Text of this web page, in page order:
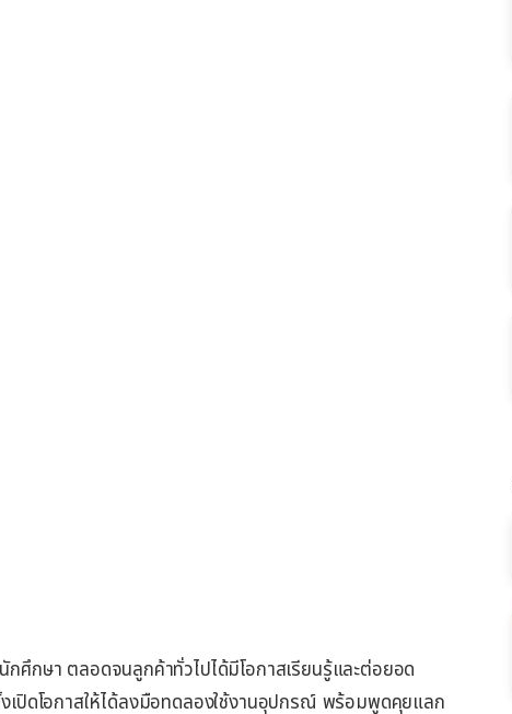
กศึกษา ตลอดจนลูกค้าทั่วไปได้มีโอกาสเรียนรู้และต่อยอด
เปิดโอกาสให้ได้ลงมือทดลองใช้งานอุปกรณ์ พร้อมพูดคุยแลก